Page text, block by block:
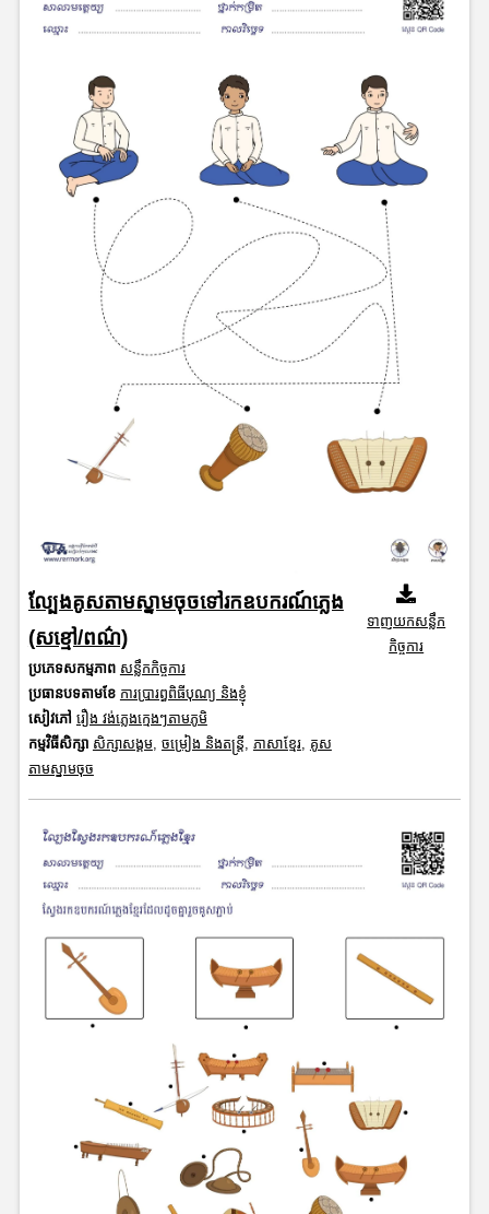
ល្បែងគូសតាមស្នាមចុចទៅរកឧបករណ៍ភ្លេង
(សខ្មៅ/ពណ៌)
ប្រភេទសកម្មភាព សន្លឹកកិច្ចការ
ប្រធានបទតាមខែ ការប្រារព្ធពិធីបុណ្យ និងខ្ញុំ
សៀវភៅ រឿង វង់ភ្លេងក្មេងៗតាមភូមិ
កម្មវិធីសិក្សា សិក្សាសង្គម, ចម្រៀង និងតន្ត្រី, ភាសាខ្មែរ, គូស
តាមស្នាមចុច
ទាញយកសន្លឹក
កិច្ចការ